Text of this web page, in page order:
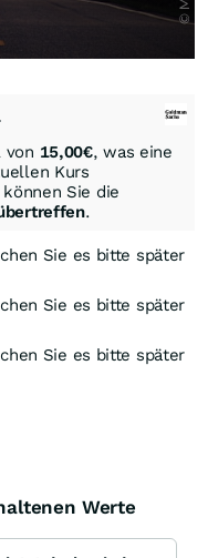
von 15,00€, was eine
Kurs
Sie die
.
Sie es bitte später
Sie es bitte später
Sie es bitte später
Werte